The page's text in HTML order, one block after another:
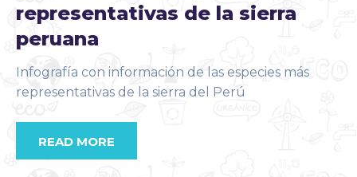
representativas de la sierra
peruana
Infografía con información de las especies más
representativas de la sierra del Perú
READ MORE